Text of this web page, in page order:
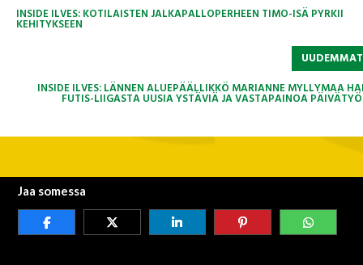
INSIDE ILVES: KOTILAISTEN JALKAPALLOPERHEEN TIMO-ISÄ PYRKII
KEHITYKSEEN
INSIDE ILVES: LÄNNEN ALUEPÄÄLLIKKÖ MARIANNE MYLLYMAA
FUTIS-LIIGASTA UUSIA YSTÄVIÄ JA VASTAPAINOA
Jaa somessa